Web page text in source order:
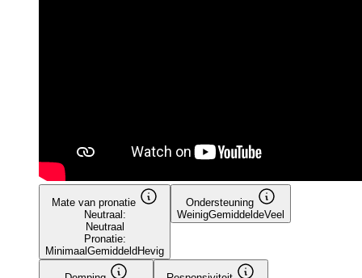
Mate van pronatie
Neutraal:
Neutraal
Pronatie:
Minimaal Gemiddeld Hevig
Ondersteuning
WeinigGemiddeldeVeel